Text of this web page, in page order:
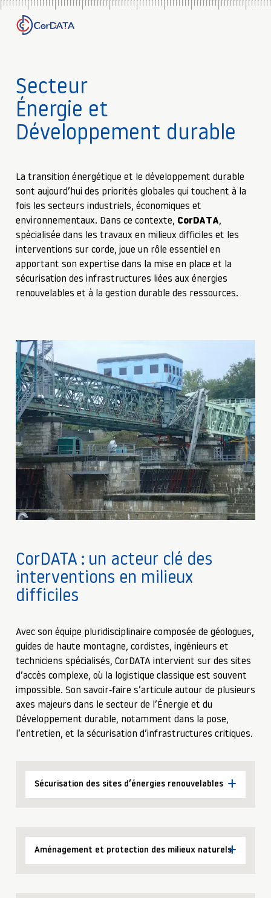
Secteur
Énergie et
Développement durable
La transition énergétique et le développement durable
sont aujourd’hui des priorités globales qui touchent à la
fois les secteurs industriels, économiques et
environnementaux. Dans ce contexte, CorDATA,
spécialisée dans les travaux en milieux difficiles et les
interventions sur corde, joue un rôle essentiel en
apportant son expertise dans la mise en place et la
sécurisation des infrastructures liées aux énergies
renouvelables et à la gestion durable des ressources.
CorDATA : un acteur clé des
interventions en milieux
difficiles
Avec son équipe pluridisciplinaire composée de géologues,
guides de haute montagne, cordistes, ingénieurs et
techniciens spécialisés, CorDATA intervient sur des sites
d’accès complexe, où la logistique classique est souvent
impossible. Son savoir-faire s’articule autour de plusieurs
axes majeurs dans le secteur de l’Énergie et du
Développement durable, notamment dans la pose,
l’entretien, et la sécurisation d’infrastructures critiques.
Sécurisation des sites d’énergies renouvelables
Aménagement et protection des milieux naturels